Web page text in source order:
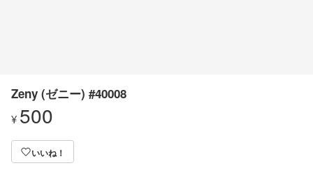
Zeny (ゼニー) #40008
¥ 500
いいね！